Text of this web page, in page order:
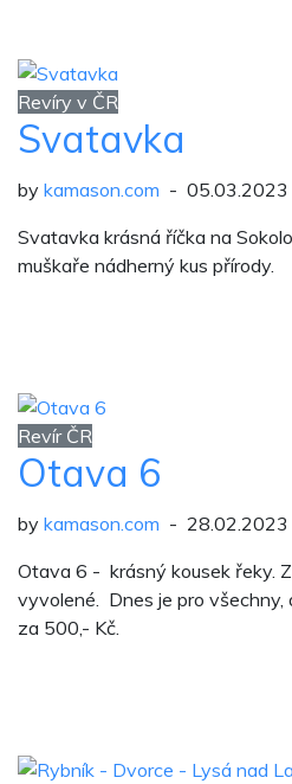
Revíry v ČR
Svatavka
by kamason.com - 05.03.2023
Svatavka krásná říčka na
muškaře nádherný kus přírody.
Revír ČR
Otava 6
by kamason.com - 28.02.2023
Otava 6 - krásný kousek řeky.
vyvolené. Dnes je pro všechny,
za 500,- Kč.